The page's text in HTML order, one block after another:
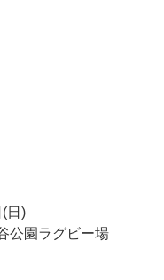
日)
公園ラグビー場